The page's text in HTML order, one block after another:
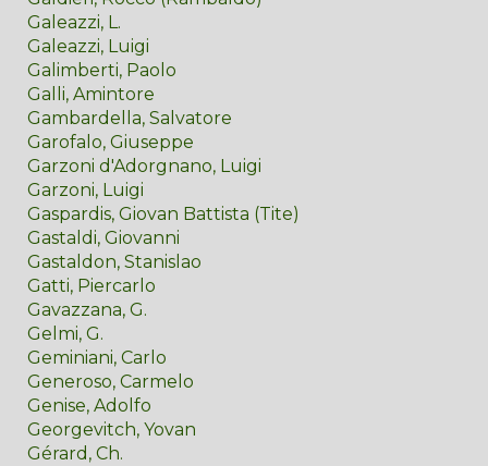
Galeazzi, L.
Galeazzi, Luigi
Galimberti, Paolo
Galli, Amintore
Gambardella, Salvatore
Garofalo, Giuseppe
Garzoni d'Adorgnano, Luigi
Garzoni, Luigi
Gaspardis, Giovan Battista (Tite)
Gastaldi, Giovanni
Gastaldon, Stanislao
Gatti, Piercarlo
Gavazzana, G.
Gelmi, G.
Geminiani, Carlo
Generoso, Carmelo
Genise, Adolfo
Georgevitch, Yovan
Gérard, Ch.